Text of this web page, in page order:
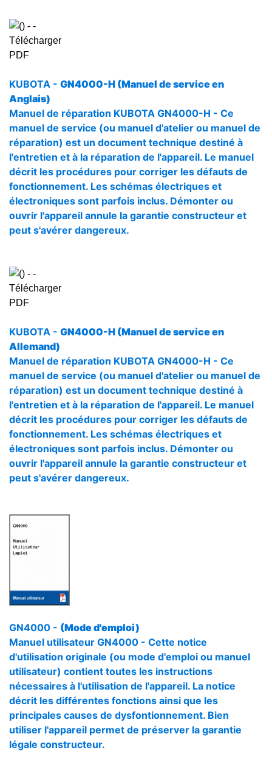
KUBOTA - GN4000-H (Manuel de service en
Anglais)
Manuel de réparation KUBOTA GN4000-H - Ce
manuel de service (ou manuel d'atelier ou manuel de
réparation) est un document technique destiné à
l'entretien et à la réparation de l'appareil. Le manuel
décrit les procédures pour corriger les défauts de
fonctionnement. Les schémas électriques et
électroniques sont parfois inclus. Démonter ou
ouvrir l'appareil annule la garantie constructeur et
peut s'avérer dangereux.
KUBOTA - GN4000-H (Manuel de service en
Allemand)
Manuel de réparation KUBOTA GN4000-H - Ce
manuel de service (ou manuel d'atelier ou manuel de
réparation) est un document technique destiné à
l'entretien et à la réparation de l'appareil. Le manuel
décrit les procédures pour corriger les défauts de
fonctionnement. Les schémas électriques et
électroniques sont parfois inclus. Démonter ou
ouvrir l'appareil annule la garantie constructeur et
peut s'avérer dangereux.
GN4000 - (Mode d'emploi)
Manuel utilisateur GN4000 - Cette notice
d'utilisation originale (ou mode d'emploi ou manuel
utilisateur) contient toutes les instructions
nécessaires à l'utilisation de l'appareil. La notice
décrit les différentes fonctions ainsi que les
principales causes de dysfontionnement. Bien
utiliser l'appareil permet de préserver la garantie
légale constructeur.